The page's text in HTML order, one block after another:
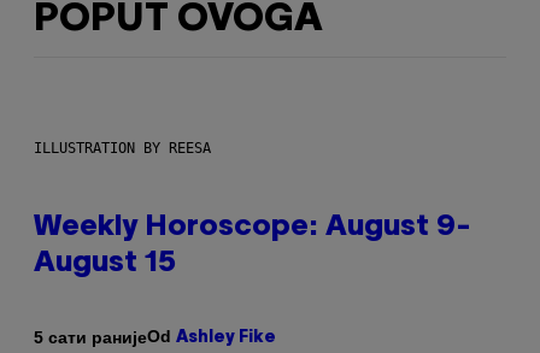
POPUT OVOGA
ILLUSTRATION BY REESA
Weekly Horoscope: August 9-
August 15
5 сати ранијеOd Ashley Fike